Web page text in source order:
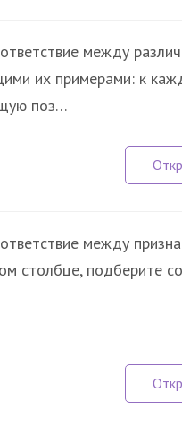
между
их примерами: к
поз…
между
столбце, подберите